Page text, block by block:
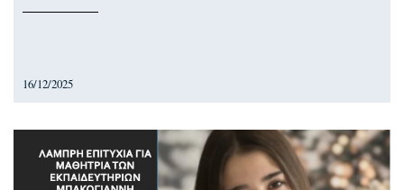
16/12/2025